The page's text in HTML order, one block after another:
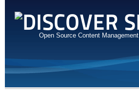
Open Source Content Management